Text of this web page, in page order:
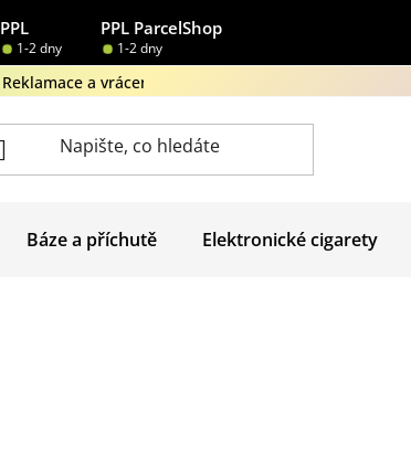
PPL PPL ParcelShop
1-2 dny 1-2 dny
Reklamace a vrácení zboží
Báze a příchutě Elektronické cigarety